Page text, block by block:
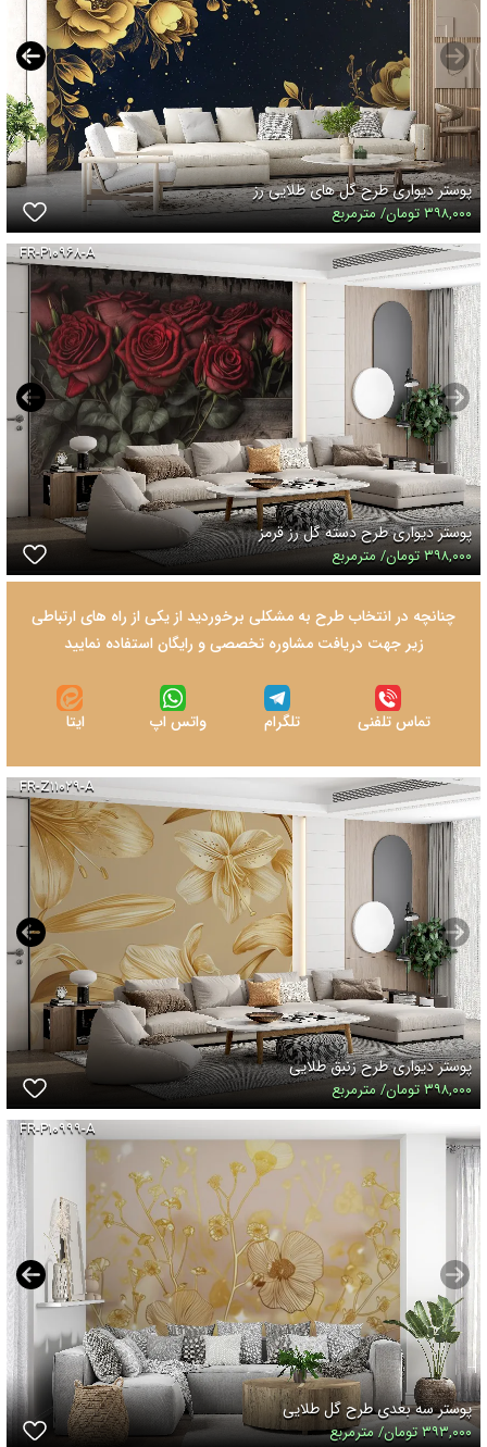
پوستر دیواری طرح گل های طلایی رز
۳۹۸,۰۰۰ تومان/ مترمربع
FR-P۱۰۹۶۸-A
پوستر دیواری طرح دسته گل رز قرمز
۳۹۸,۰۰۰ تومان/ مترمربع
چنانچه در انتخاب طرح به مشکلی برخوردید از یکی از راه های ارتباطی
زیر جهت دریافت مشاوره تخصصی و رایگان استفاده نمایید
تماس تلفنی تلگرام واتس اپ ایتا
FR-Z۱۱۰۲۹-A
پوستر دیواری طرح زنبق طلایی
۳۹۸,۰۰۰ تومان/ مترمربع
FR-P۱۰۹۹۹-A
پوستر سه بعدی طرح گل طلایی
۳۹۳,۰۰۰ تومان/ مترمربع